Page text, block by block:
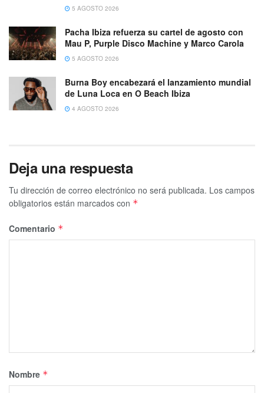
5 AGOSTO 2026
Pacha Ibiza refuerza su cartel de agosto con
Mau P, Purple Disco Machine y Marco Carola
5 AGOSTO 2026
Burna Boy encabezará el lanzamiento mundial
de Luna Loca en O Beach Ibiza
4 AGOSTO 2026
Deja una respuesta
Tu dirección de correo electrónico no será publicada. Los campos
obligatorios están marcados con *
Comentario *
Nombre *